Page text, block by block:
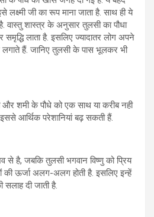
लक्ष्मी जी का रूप माना जाता है. साथ ही ये
वास्तु शास्त्र के अनुसार तुलसी का पौधा
समृद्धि लाता है. इसलिए ज्यादातर लोग अपने
हैं. जानिए तुलसी के पास भूलकर भी
शमी के पौधे को एक साथ या करीब नही
इससे आर्थिक परेशानियां बढ़ सकती हैं.
से है, जबकि तुलसी भगवान विष्णु को प्रिय
की ऊर्जा अलग-अलग होती है. इसलिए इन्हें
दी जाती है.